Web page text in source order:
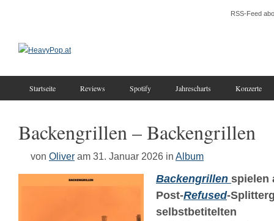
RSS-Feed
Startseite Reviews Spotify Jahrescharts Konzerte
Backengrillen – Backengrillen
von Oliver am 31. Januar 2026 in Album
Backengrillen spielen
Post-Refused-